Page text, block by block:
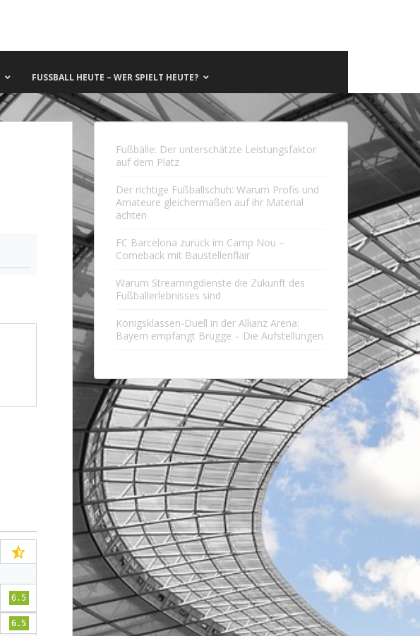
FUSSBALL HEUTE – WER SPIELT HEUTE?
6.5
6.5
Fußbälle: Der unterschätzte Leistungsfaktor
auf dem Platz
Der richtige Fußballschuh: Warum Profis und
Amateure gleichermaßen auf ihr Material
achten
FC Barcelona zurück im Camp Nou –
Comeback mit Baustellenflair
Warum Streamingdienste die Zukunft des
Fußballerlebnisses sind
Königsklassen-Duell in der Allianz Arena:
Bayern empfängt Brügge – Die Aufstellungen